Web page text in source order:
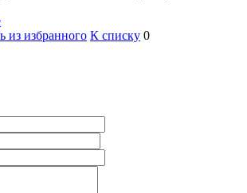
из избранного К списку 0